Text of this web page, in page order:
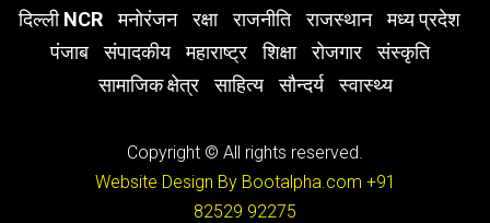
दिल्ली NCR
मनोरंजन रक्षा राजनीति राजस्थान
मध्य प्रदेश
पंजाब
संपादकीय महाराष्ट्र शिक्षा रोजगार
संस्कृति
सामाजिक क्षेत्र
साहित्य सौन्दर्य स्वास्थ्य
Copyright © All rights reserved.
Website Design By Bootalpha.com +91
82529 92275